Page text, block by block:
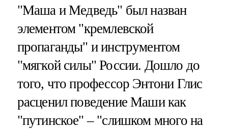
"Маша и Медведь" был назван
элементом "кремлевской
пропаганды" и инструментом
"мягкой силы" России. Дошло до
того, что профессор Энтони Глис
расценил поведение Маши как
"путинское" – "слишком много на